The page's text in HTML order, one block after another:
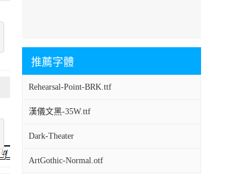
推薦字體
Rehearsal-Point-BRK.ttf
漢儀文黑-35W.ttf
Dark-Theater
ArtGothic-Normal.otf